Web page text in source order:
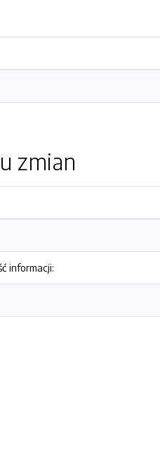
zmian
informacji: